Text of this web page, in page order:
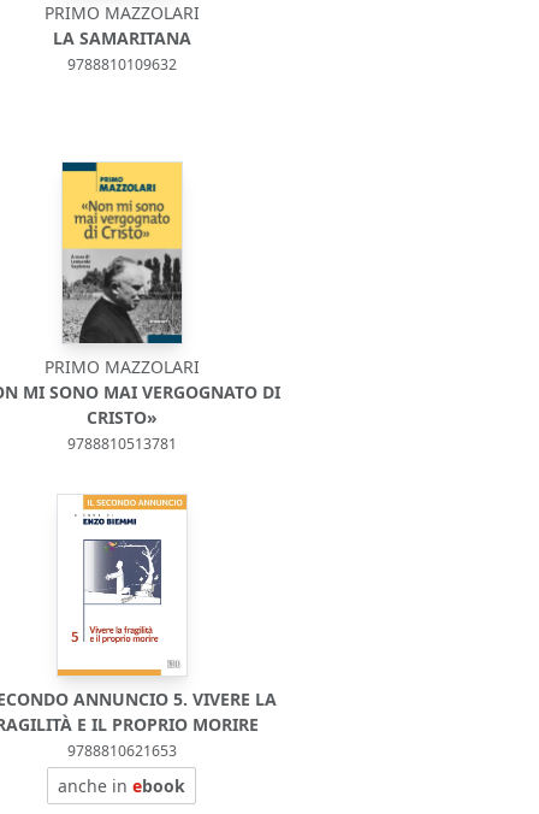
PRIMO MAZZOLARI
LA SAMARITANA
9788810109632
PRIMO MAZZOLARI
MI SONO MAI VERGOGNATO DI
CRISTO»
9788810513781
ANNUNCIO 5. VIVERE LA
E IL PROPRIO MORIRE
9788810621653
anche inebook